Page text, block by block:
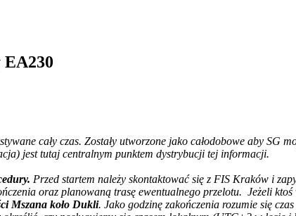
cały czas. Zostały utworzone jako całodobowe aby SG
jest tutaj centralnym punktem dystrybucji tej informacji.
Przed startem należy skontaktować się z FIS Kraków i
oraz planowaną trasę ewentualnego przelotu. Jeżeli ktoś
Mszana koło Dukli. Jako godzinę zakończenia rozumie się